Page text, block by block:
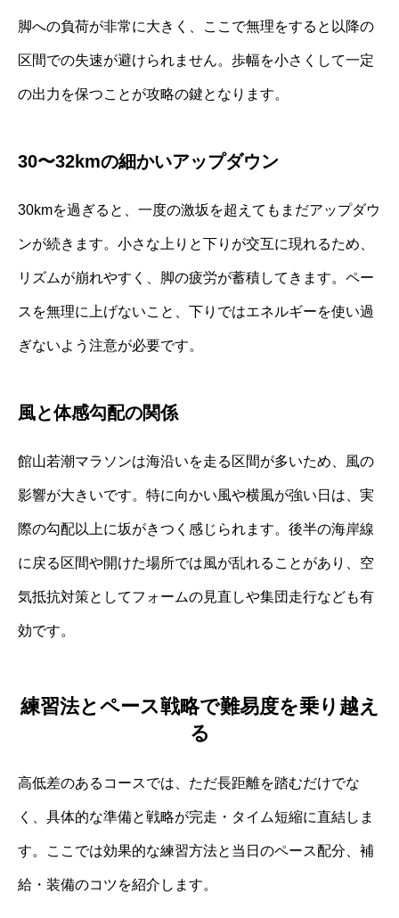
脚への負荷が非常に大きく、ここで無理をすると以降の
区間での失速が避けられません。歩幅を小さくして一定
の出力を保つことが攻略の鍵となります。
30〜32kmの細かいアップダウン
30kmを過ぎると、一度の激坂を超えてもまだアップダウ
ンが続きます。小さな上りと下りが交互に現れるため、
リズムが崩れやすく、脚の疲労が蓄積してきます。ペー
スを無理に上げないこと、下りではエネルギーを使い過
ぎないよう注意が必要です。
風と体感勾配の関係
館山若潮マラソンは海沿いを走る区間が多いため、風の
影響が大きいです。特に向かい風や横風が強い日は、実
際の勾配以上に坂がきつく感じられます。後半の海岸線
に戻る区間や開けた場所では風が乱れることがあり、空
気抵抗対策としてフォームの見直しや集団走行なども有
効です。
練習法とペース戦略で難易度を乗り越え
る
高低差のあるコースでは、ただ長距離を踏むだけでな
く、具体的な準備と戦略が完走・タイム短縮に直結しま
す。ここでは効果的な練習方法と当日のペース配分、補
給・装備のコツを紹介します。